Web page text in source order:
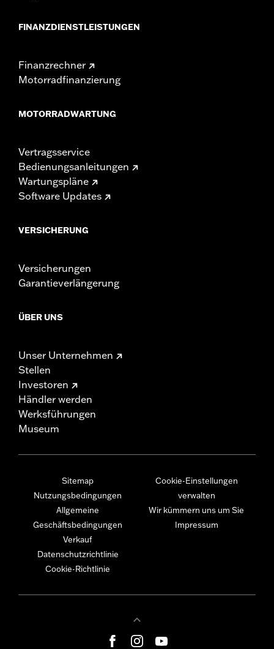
FINANZDIENSTLEISTUNGEN
Finanzrechner
Motorradfinanzierung
MOTORRADWARTUNG
Vertragsservice
Bedienungsanleitungen
Wartungspläne
Software Updates
VERSICHERUNG
Versicherungen
Garantieverlängerung
ÜBER UNS
Unser Unternehmen
Stellen
Investoren
Händler werden
Werksführungen
Museum
Sitemap
Nutzungsbedingungen
Allgemeine
Geschäftsbedingungen
Verkauf
Datenschutzrichtlinie
Cookie-Richtlinie
Cookie-Einstellungen
verwalten
Wir kümmern uns um Sie
Impressum